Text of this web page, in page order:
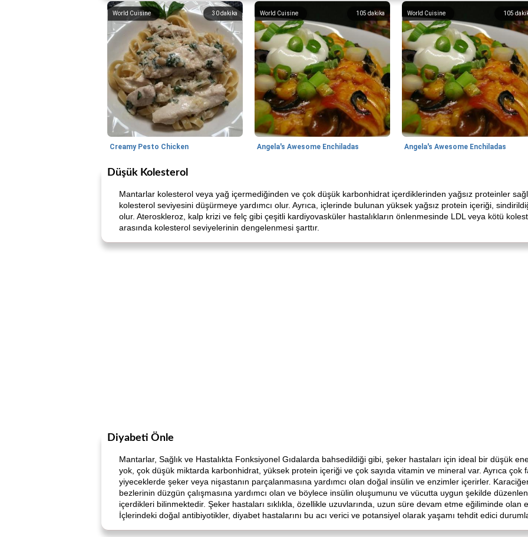
30dakika
World Cuisine
Creamy Pesto Chicken
105 dakika
World Cuisine
Angela's Awesome Enchiladas
105
World Cuisine
Angela's Awesome Enchiladas
Düşük Kolesterol
Mantarlar kolesterol veya yağ içermediğinden ve çok düşük karbonhidrat içerdiklerinden yağsız proteinler
kolesterol seviyesini düşürmeye yardımcı olur. Ayrıca, içlerinde bulunan yüksek yağsız protein içeriği,
olur. Ateroskleroz, kalp krizi ve felç gibi çeşitli kardiyovasküler hastalıkların önlenmesinde LDL veya kötü
arasında kolesterol seviyelerinin dengelenmesi şarttır.
Diyabeti Önle
Mantarlar, Sağlık ve Hastalıkta Fonksiyonel Gıdalarda bahsedildiği gibi, şeker hastaları için ideal bir düşük
yok, çok düşük miktarda karbonhidrat, yüksek protein içeriği ve çok sayıda vitamin ve mineral var. Ayrıca çok
yiyeceklerde şeker veya nişastanın parçalanmasına yardımcı olan doğal insülin ve enzimler içerirler.
bezlerinin düzgün çalışmasına yardımcı olan ve böylece insülin oluşumunu ve vücutta uygun şekilde
içerdikleri bilinmektedir. Şeker hastaları sıklıkla, özellikle uzuvlarında, uzun süre devam etme eğiliminde olan
İçlerindeki doğal antibiyotikler, diyabet hastalarını bu acı verici ve potansiyel olarak yaşamı tehdit edici